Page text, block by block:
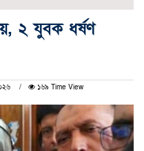
২ যুবক ধর্ষণ
১৬৯ Time View